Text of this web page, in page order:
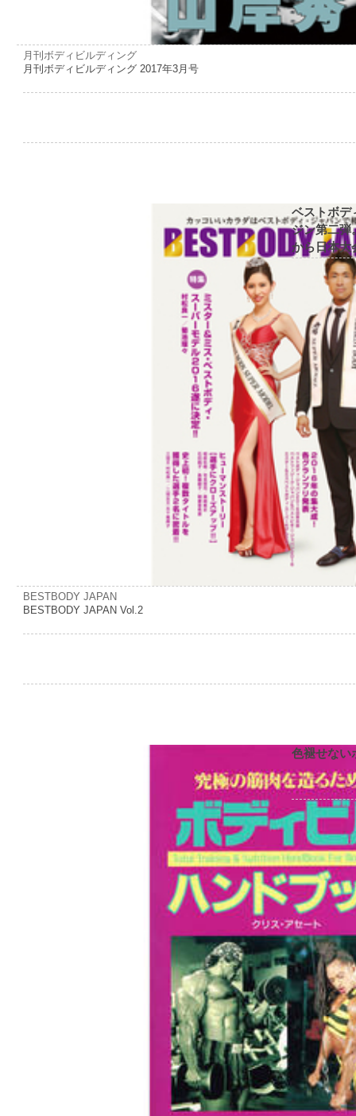
月刊ボディビルディング
月刊ボディビルディング 2017年3月号
ベストボデ
ジン第二弾
から日本大
BESTBODY JAPAN
BESTBODY JAPAN Vol.2
色褪せない